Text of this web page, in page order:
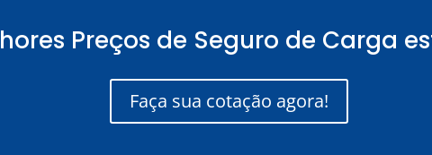
Preços de Seguro de Carga
Faça sua cotação agora!